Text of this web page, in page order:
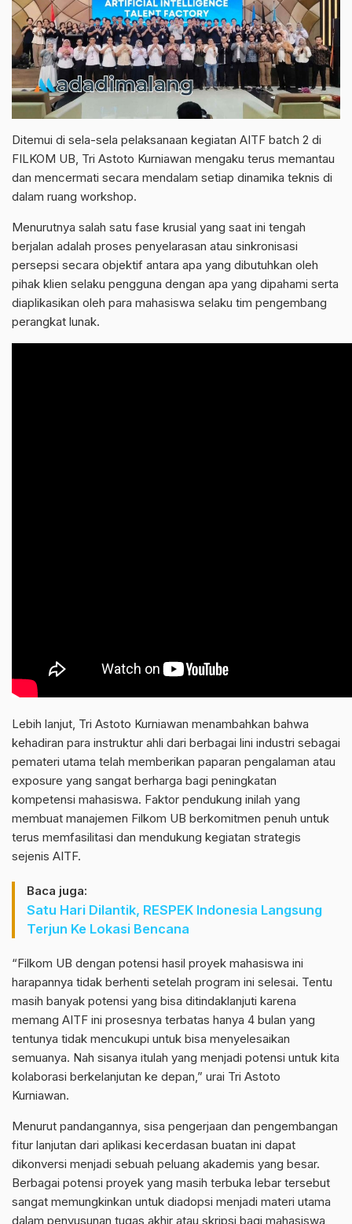
Ditemui di sela-sela pelaksanaan kegiatan AITF batch 2 di
FILKOM UB, Tri Astoto Kurniawan mengaku terus memantau
dan mencermati secara mendalam setiap dinamika teknis di
dalam ruang workshop.
Menurutnya salah satu fase krusial yang saat ini tengah
berjalan adalah proses penyelarasan atau sinkronisasi
persepsi secara objektif antara apa yang dibutuhkan oleh
pihak klien selaku pengguna dengan apa yang dipahami serta
diaplikasikan oleh para mahasiswa selaku tim pengembang
perangkat lunak.
Lebih lanjut, Tri Astoto Kurniawan menambahkan bahwa
kehadiran para instruktur ahli dari berbagai lini industri sebagai
pemateri utama telah memberikan paparan pengalaman atau
exposure yang sangat berharga bagi peningkatan
kompetensi mahasiswa. Faktor pendukung inilah yang
membuat manajemen Filkom UB berkomitmen penuh untuk
terus memfasilitasi dan mendukung kegiatan strategis
sejenis AITF.
Baca juga:
Satu Hari Dilantik, RESPEK Indonesia Langsung
Terjun Ke Lokasi Bencana
“Filkom UB dengan potensi hasil proyek mahasiswa ini
harapannya tidak berhenti setelah program ini selesai. Tentu
masih banyak potensi yang bisa ditindaklanjuti karena
memang AITF ini prosesnya terbatas hanya 4 bulan yang
tentunya tidak mencukupi untuk bisa menyelesaikan
semuanya. Nah sisanya itulah yang menjadi potensi untuk kita
kolaborasi berkelanjutan ke depan,” urai Tri Astoto
Kurniawan.
Menurut pandangannya, sisa pengerjaan dan pengembangan
fitur lanjutan dari aplikasi kecerdasan buatan ini dapat
dikonversi menjadi sebuah peluang akademis yang besar.
Berbagai potensi proyek yang masih terbuka lebar tersebut
sangat memungkinkan untuk diadopsi menjadi materi utama
dalam penyusunan tugas akhir atau skripsi bagi mahasiswa